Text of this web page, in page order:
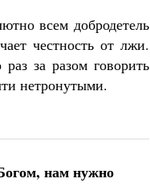
всем добродетель
честность от лжи.
за разом говорить
нетронутыми.
нам нужно